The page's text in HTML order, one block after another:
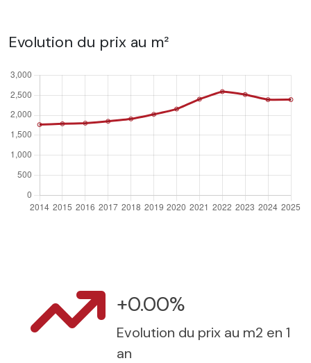
Evolution du prix au m²
+0.00%
Evolution du prix au m2 en 1
an